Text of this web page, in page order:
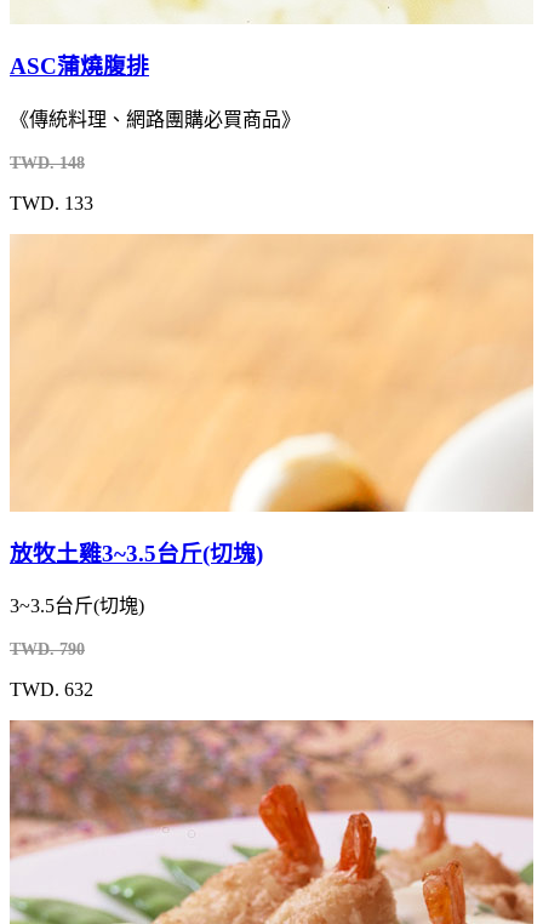
ASC蒲燒腹排
《傳統料理、網路團購必買商品》
TWD. 148
TWD. 133
放牧土雞3~3.5台斤(切塊)
3~3.5台斤(切塊)
TWD. 790
TWD. 632